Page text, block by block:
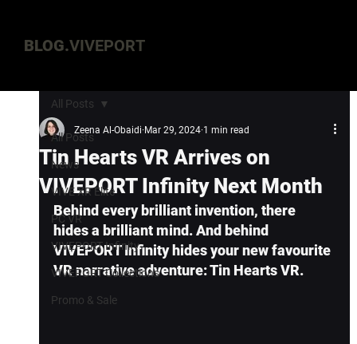
BLOG.VIVEPORT
All Posts
News
VIVE XR Elite
PC VR
VIVEPORT Infinity
VIVEPORT Collections
Promo & Sale
All Posts
Tin Hearts VR Arrives on
VIVEPORT Infinity Next Month
Zeena Al-Obaidi Mar 29, 2024 1 min read
Behind every brilliant invention, there
hides a brilliant mind. And behind
VIVEPORT Infinity hides your new favourite
VR narrative adventure: Tin Hearts VR.